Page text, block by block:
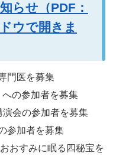
らせ（PDF：
ウで開きま
門医を募集
への参加者を募集
会の参加者を募集
参加者を募集
おすみに眠る四秘宝を